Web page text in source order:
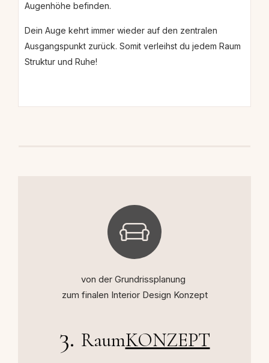
Augenhöhe befinden.
Dein Auge kehrt immer wieder auf den zentralen
Ausgangspunkt zurück. Somit verleihst du jedem Raum
Struktur und Ruhe!
von der Grundrissplanung
zum finalen Interior Design Konzept
3. RaumKONZEPT